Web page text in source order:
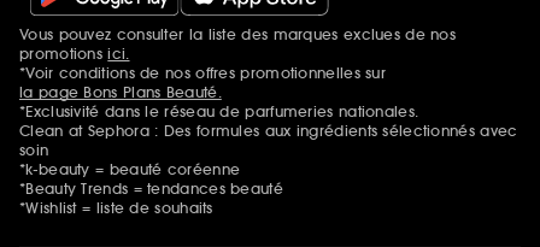
Mentions additionnelles
Vous pouvez consulter la liste des marques exclues de nos
promotionsici.
*Voir conditions de nos offres promotionnelles sur
la page Bons Plans Beauté.
*Exclusivité dans le réseau de parfumeries nationales.
Clean at Sephora : Des formules aux ingrédients sélectionnés avec
soin
*k-beauty = beauté coréenne
*Beauty Trends = tendances beauté
*Wishlist = liste de souhaits